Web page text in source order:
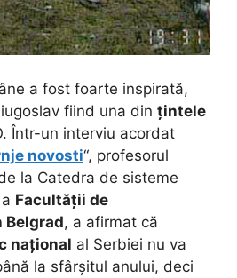
a fost foarte inspirată,
fiind una din țintele
Într-un interviu acordat
novosti“, profesorul
la Catedra de sisteme
Facultății de
Belgrad, a afirmat că
național al Serbiei nu va
la sfârșitul anului, deci